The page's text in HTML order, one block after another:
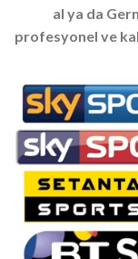
al ya da
profesyonel ve